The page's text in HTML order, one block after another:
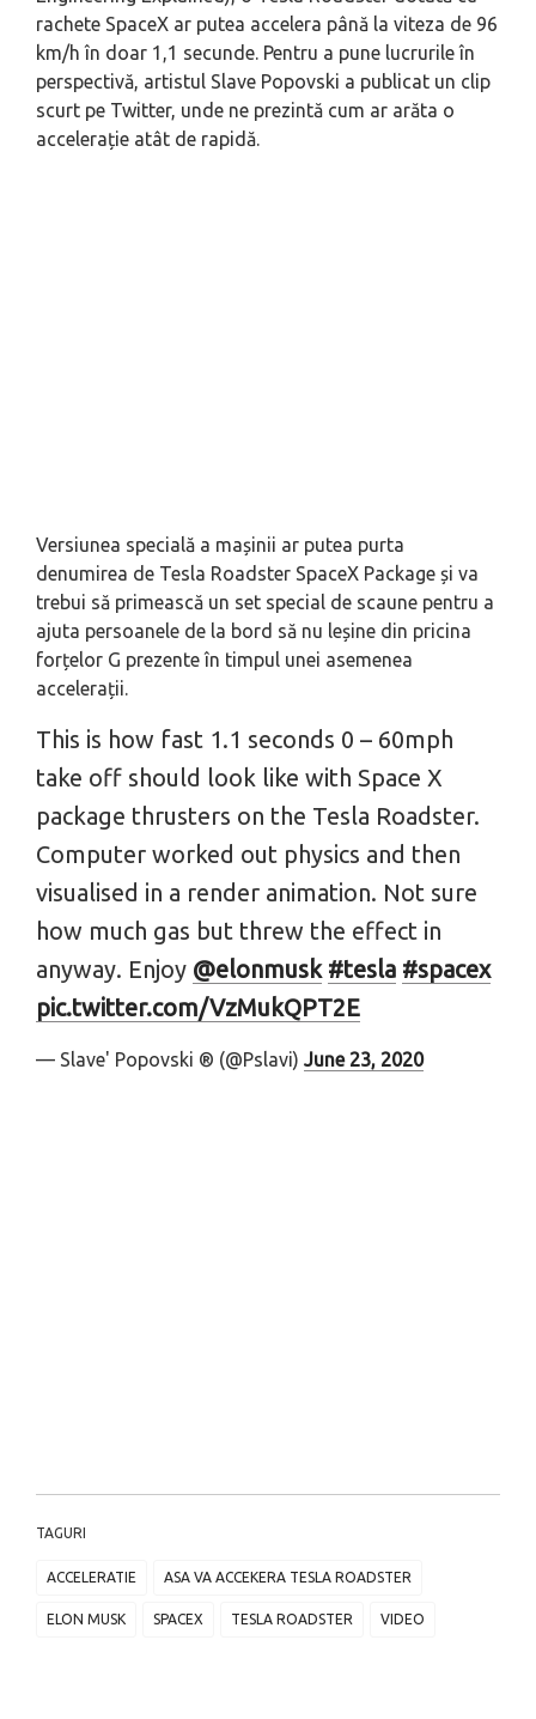
rachete SpaceX ar putea accelera până la viteza de 96
km/h în doar 1,1 secunde. Pentru a pune lucrurile în
perspectivă, artistul Slave Popovski a publicat un clip
scurt pe Twitter, unde ne prezintă cum ar arăta o
accelerație atât de rapidă.
Versiunea specială a mașinii ar putea purta
denumirea de Tesla Roadster SpaceX Package și va
trebui să primească un set special de scaune pentru a
ajuta persoanele de la bord să nu leșine din pricina
forțelor G prezente în timpul unei asemenea
accelerații.
This is how fast 1.1 seconds 0 – 60mph
take off should look like with Space X
package thrusters on the Tesla Roadster.
Computer worked out physics and then
visualised in a render animation. Not sure
how much gas but threw the effect in
anyway. Enjoy @elonmusk #tesla #spacex
pic.twitter.com/VzMukQPT2E
— Slave' Popovski ® (@Pslavi) June 23, 2020
TAGURI
ACCELERATIE ASA VA ACCEKERA TESLA ROADSTER
ELON MUSK SPACEX TESLA ROADSTER VIDEO